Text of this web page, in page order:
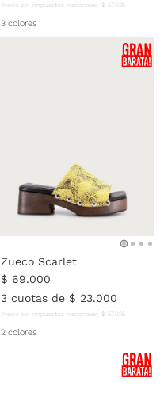
Precio sin impuestos nacionales: $ 57 .025
3 colores
Zueco Scarlet
$ 69.000
3cuotas de $ 23.000
Precio sin impuestos nacionales: $ 57 .025
2 colores